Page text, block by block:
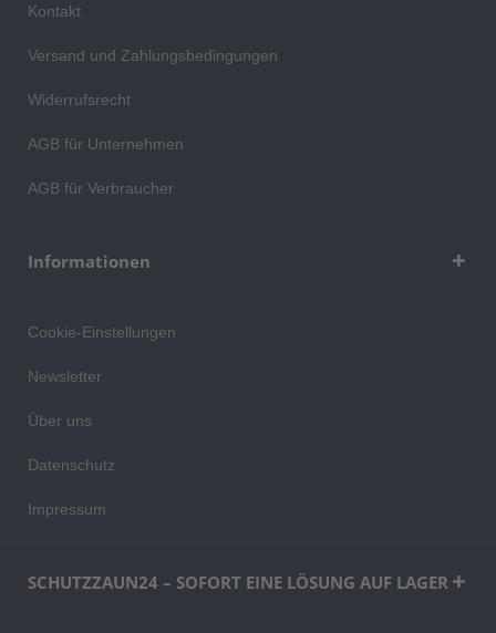
Kontakt
Versand und Zahlungsbedingungen
Widerrufsrecht
AGB für Unternehmen
AGB für Verbraucher
Informationen
Cookie-Einstellungen
Newsletter
Über uns
Datenschutz
Impressum
SCHUTZZAUN24 – SOFORT EINE LÖSUNG AUF LAGER